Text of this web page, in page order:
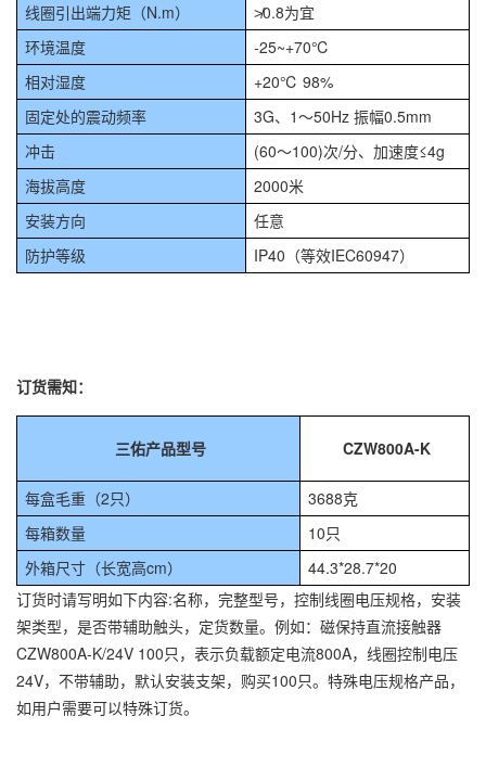
线圈引出端力矩（N.m）
≯0.8为宜
环境温度
-25~+70℃
相对湿度
+20℃ 98%
固定处的震动频率
3G、1～50Hz 振幅0.5mm
冲击
(60～100)次/分、加速度≤4g
海拔高度
2000米
安装方向
任意
防护等级
IP40（等效IEC60947）
订货需知：
三佑产品型号 CZW800A-K
每盒毛重（2只）
3688克
每箱数量
10只
外箱尺寸（长宽高cm）
44.3*28.7*20
订货时请写明如下内容:名称，完整型号，控制线圈电压规格，安装
架类型，是否带辅助触头，定货数量。例如：磁保持直流接触器
CZW800A-K/24V 100只，表示负载额定电流800A，线圈控制电压
24V，不带辅助，默认安装支架，购买100只。特殊电压规格产品，
如用户需要可以特殊订货。